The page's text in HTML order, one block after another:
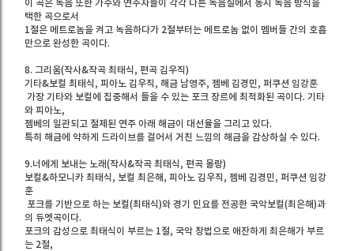
이 곡은 녹음 또한 가수와 연주자들이 각각 다른 녹음실에서 동시 녹음 방식을
택한 곡으로서
1절은 메트로놈을 켜고 녹음하다가 2절부터는 메트로놈 없이 멤버들 간의 호흡
만으로 완성한 곡이다.
8. 그리움(작사&작곡 최태식, 편곡 김우직)
기타&보컬 최태식, 피아노 김우직, 해금 남영주, 젬베 김경민, 퍼쿠션 임강훈
가장 기타와 보컬에 집중해서 들을 수 있는 포크 장르에 최적화된 곡이다. 기타
와 피아노,
젬베의 일관되고 절제된 연주 아래 해금이 대선율을 그리고 있다.
특히 해금에 약하게 드라이브를 걸어서 거친 느낌의 해금을 감상하실 수 있다.
9.너에게 보내는 노래(작사&작곡 최태식, 편곡 몰랑)
보컬&하모니카 최태식, 보컬 최은해, 피아노 김우직, 젬베 김경민, 퍼쿠션 임강
훈
포크를 기반으로 하는 보컬(최태식)와 경기 민요를 전공한 국악보컬(최은해)과
의 듀엣곡이다.
포크의 감성으로 최태식이 부르는 1절, 국악 창법으로 애잔하게 최은해가 부르
는 2절,